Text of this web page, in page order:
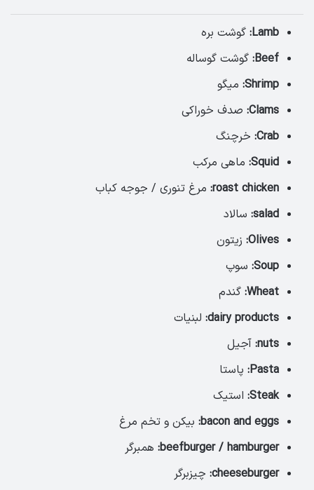
Lamb: گوشت بره
Beef: گوشت گوساله
Shrimp: میگو
Clams: صدف خوراکی
Crab: خرچنگ
Squid: ماهی مرکب
roast chicken: مرغ تنوری / جوجه کباب
salad: سالاد
Olives: زیتون
Soup: سوپ
Wheat: گندم
dairy products: لبنیات
nuts: آجیل
Pasta: پاستا
Steak: استیک
bacon and eggs: بیکن و تخم مرغ
beefburger / hamburger: همبرگر
cheeseburger: چیزبرگر